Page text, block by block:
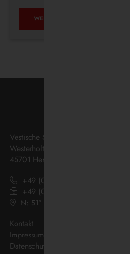
WEITERLESEN …
Vestische Straßenbahnen GmbH
Westerholter Straße 550
45701 Herten
+49 (0) 2366 186 - 0
+49 (0) 2366 186 - 444
N: 51º 36’ 38“ E: 07º 08’ 07“
Kontakt
Impressum
Datenschutz